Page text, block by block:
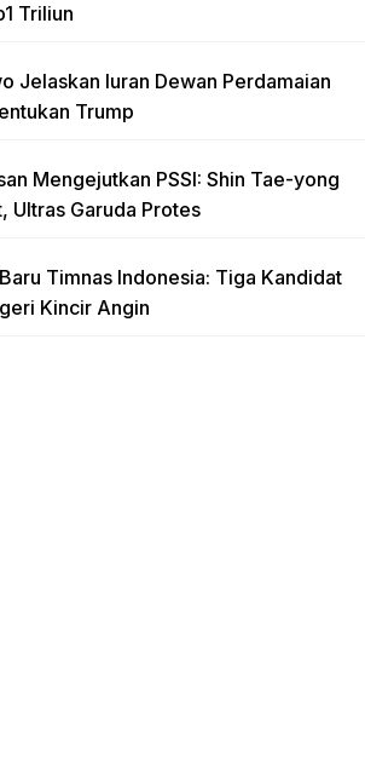
Triliun
Jelaskan Iuran Dewan Perdamaian
Trump
Mengejutkan PSSI: Shin Tae-yong
Ultras Garuda Protes
Timnas Indonesia: Tiga Kandidat
Kincir Angin